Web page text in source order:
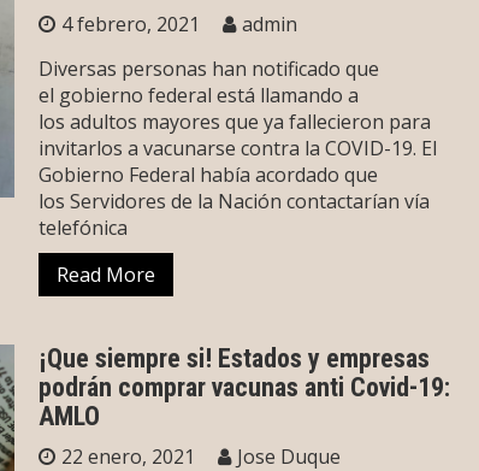
4 febrero, 2021
admin
Diversas personas han notificado que
el gobierno federal está llamando a
los adultos mayores que ya fallecieron para
invitarlos a vacunarse contra la COVID-19. El
Gobierno Federal había acordado que
los Servidores de la Nación contactarían vía
telefónica
Read More
¡Que siempre si! Estados y empresas
podrán comprar vacunas anti Covid-19:
AMLO
22 enero, 2021
Jose Duque